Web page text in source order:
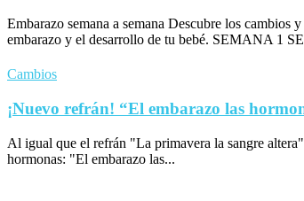
Embarazo semana a semana Descubre los cambios
embarazo y el desarrollo de tu bebé. SEMANA 1
Cambios
¡Nuevo refrán! “El embarazo las
Al igual que el refrán "La primavera la sangre
hormonas: "El embarazo las...